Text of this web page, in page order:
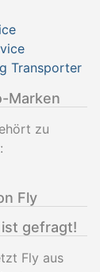
Transporter
Marken
zu
Fly
gefragt!
Fly aus